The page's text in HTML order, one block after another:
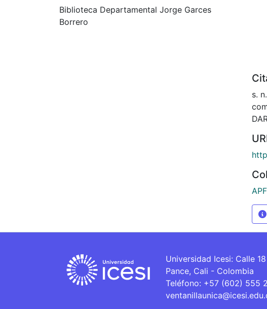
Biblioteca Departamental Jorge Garces
Borrero
s.
Universidad Icesi: Calle
Pance, Cali - Colombia
Teléfono: +57 (602) 555